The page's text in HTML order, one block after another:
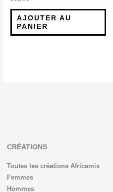
AJOUTER AU
PANIER
CRÉATIONS
Toutes les créations Africamix
Femmes
Hommes